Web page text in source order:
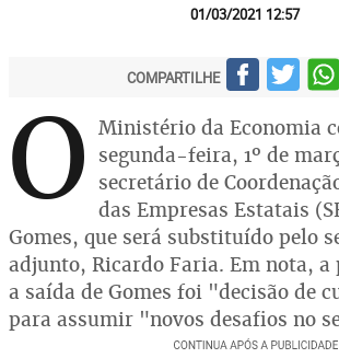
01/03/2021 12:57
COMPARTILHE
O Ministério da Economia
segunda-feira, 1º de
secretário de
das Empresas Estatais
Gomes, que será substituído pelo
adjunto, Ricardo Faria. Em nota, a
a saída de Gomes foi "decisão de
para assumir "novos desafios no